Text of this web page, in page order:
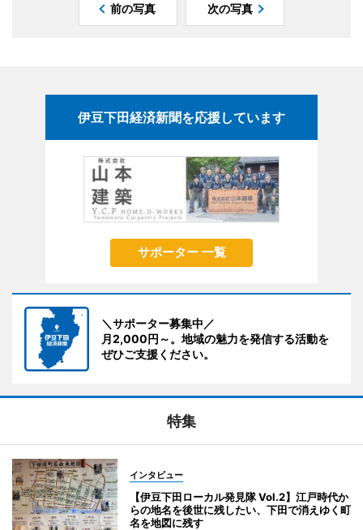
前の写真 次の写真
伊豆下田経済新聞を応援しています
サポーター 一覧
＼サポーター募集中／
月2,000円～。地域の魅力を発信する活動を
ぜひご支援ください。
特集
インタビュー
【伊豆下田ローカル発見隊 Vol.2】江戸時代か
らの地名を後世に残したい、下田で消えゆく町
名を地図に残す